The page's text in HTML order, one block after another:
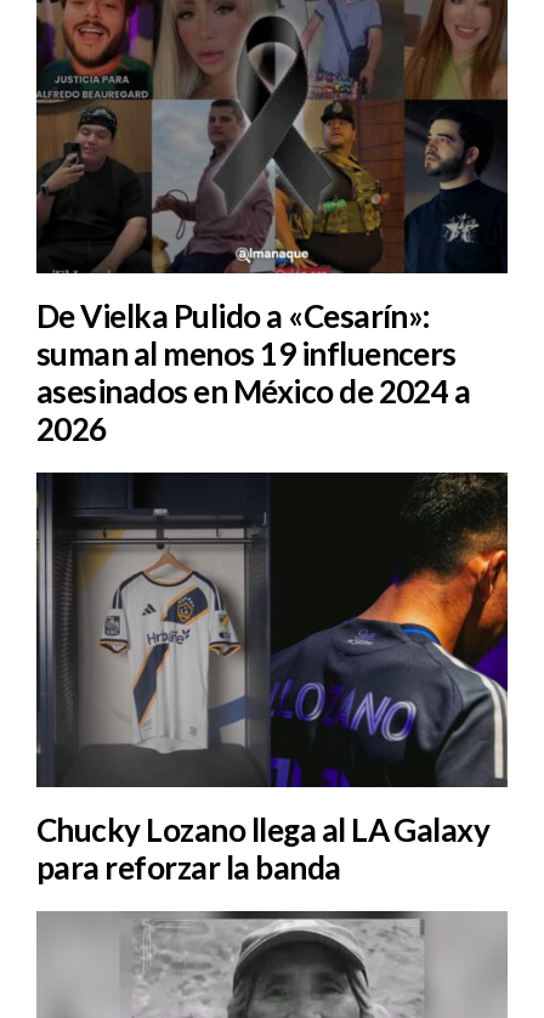
De Vielka Pulido a «Cesarín»:
suman al menos 19 influencers
asesinados en México de 2024 a
2026
Chucky Lozano llega al LA Galaxy
para reforzar la banda